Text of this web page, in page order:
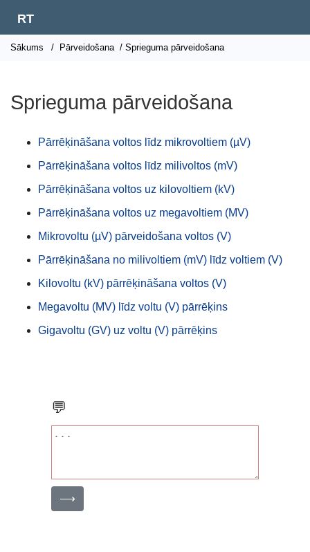
RT
Sākums / Pārveidošana / Sprieguma pārveidošana
Sprieguma pārveidošana
Pārrēķināšana voltos līdz mikrovoltiem (µV)
Pārrēķināšana voltos līdz milivoltos (mV)
Pārrēķināšana voltos uz kilovoltiem (kV)
Pārrēķināšana voltos uz megavoltiem (MV)
Mikrovoltu (µV) pārveidošana voltos (V)
Pārrēķināšana no milivoltiem (mV) līdz voltiem (V)
Kilovoltu (kV) pārrēķināšana voltos (V)
Megavoltu (MV) līdz voltu (V) pārrēķins
Gigavoltu (GV) uz voltu (V) pārrēķins
💬
⟶